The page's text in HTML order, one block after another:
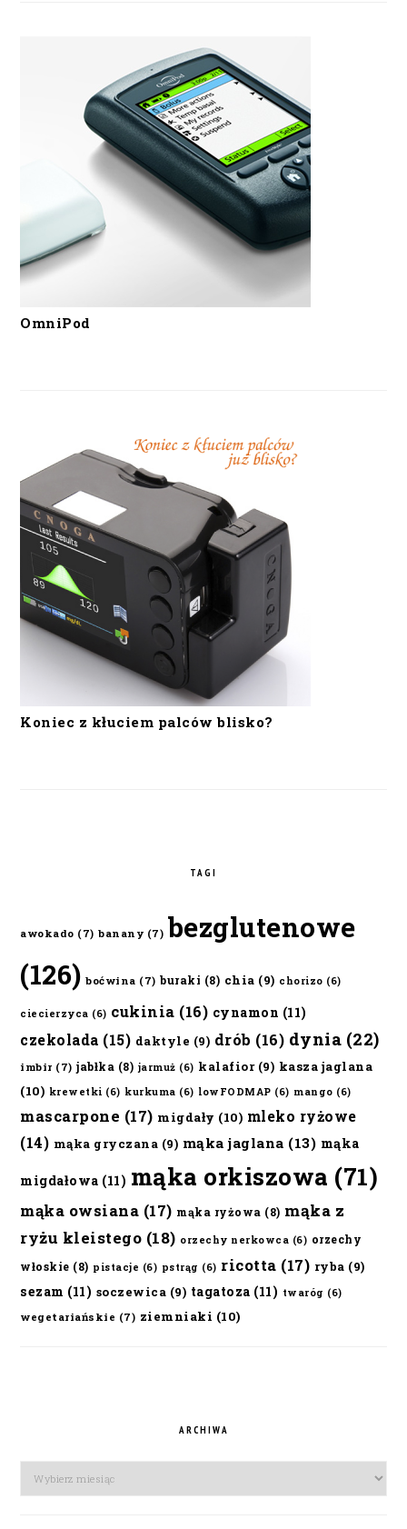
OmniPod
Koniec z kłuciem palców blisko?
TAGI
awokado (7) banany (7) bezglutenowe
(126) boćwina (7) buraki (8) chia (9) chorizo (6)
ciecierzyca (6) cukinia (16) cynamon (11)
czekolada (15) daktyle (9) drób (16) dynia (22)
imbir (7) jabłka (8) jarmuż (6) kalafior(9) kasza jaglana
(10) krewetki (6) kurkuma (6) lowFODMAP (6) mango (6)
mascarpone (17) migdały (10) mleko ryżowe
(14) mąka gryczana (9) mąka jaglana (13) mąka
migdałowa (11) mąka orkiszowa (71)
mąka owsiana (17) mąka ryżowa (8) mąka z
ryżu kleistego (18) orzechy nerkowca (6) orzechy
włoskie (8) pistacje (6) pstrąg (6) ricotta (17) ryba (9)
sezam (11) soczewica (9) tagatoza (11) twaróg (6)
wegetariańskie (7) ziemniaki (10)
ARCHIWA
Archiwa